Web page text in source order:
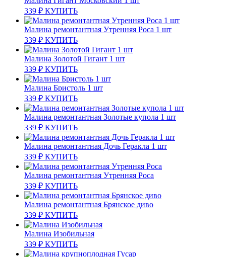
339 ₽ КУПИТЬ
Малина ремонтантная Утренняя Роса 1 шт
339 ₽ КУПИТЬ
Малина Золотой Гигант 1 шт
339 ₽ КУПИТЬ
Малина Бристоль 1 шт
339 ₽ КУПИТЬ
Малина ремонтантная Золотые купола 1 шт
339 ₽ КУПИТЬ
Малина ремонтантная Дочь Геракла 1 шт
339 ₽ КУПИТЬ
Малина ремонтантная Утренняя Роса
339 ₽ КУПИТЬ
Малина ремонтантная Брянское диво
339 ₽ КУПИТЬ
Малина Изобильная
339 ₽ КУПИТЬ